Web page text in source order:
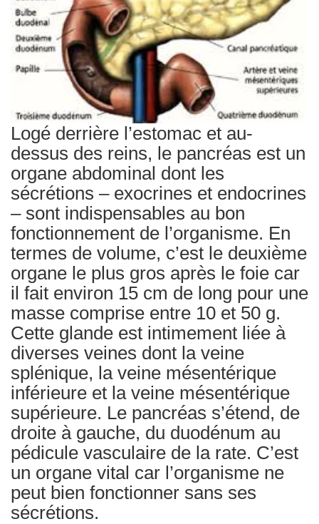
Logé derrière l’estomac et au-
dessus des reins, le pancréas est un
organe abdominal dont les
sécrétions – exocrines et endocrines
– sont indispensables au bon
fonctionnement de l’organisme. En
termes de volume, c’est le deuxième
organe le plus gros après le foie car
il fait environ 15 cm de long pour une
masse comprise entre 10 et 50 g.
Cette glande est intimement liée à
diverses veines dont la veine
splénique, la veine mésentérique
inférieure et la veine mésentérique
supérieure. Le pancréas s’étend, de
droite à gauche, du duodénum au
pédicule vasculaire de la rate. C’est
un organe vital car l’organisme ne
peut bien fonctionner sans ses
sécrétions.